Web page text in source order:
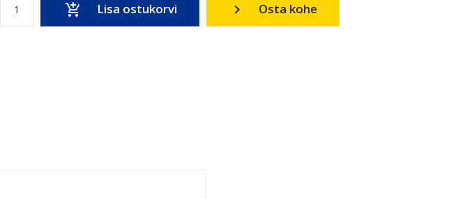
add_shopping_cart Lisa ostukorvi keyboard_arrow_right Osta kohe